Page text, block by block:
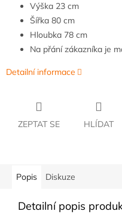
Výška 23 cm
Šířka 80 cm
Hloubka 78 cm
Na přání zákazníka je
Detailní informace
ZEPTAT SE HLÍDAT
Popis Diskuze
Detailní popis